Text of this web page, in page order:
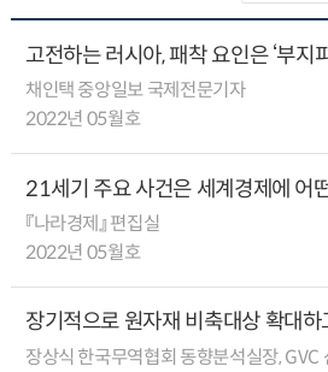
고전하는 러시아, 패착 요인은 ‘부지
채인택 중앙일보 국제전문기자
2022년 05월호
21세기 주요 사건은 세계경제에 어
『나라경제』 편집실
2022년 05월호
장기적으로 원자재 비축대상 확대
원자재 직접 확보 늘려야
장상식 한국무역협회 동향분석실장, GVC